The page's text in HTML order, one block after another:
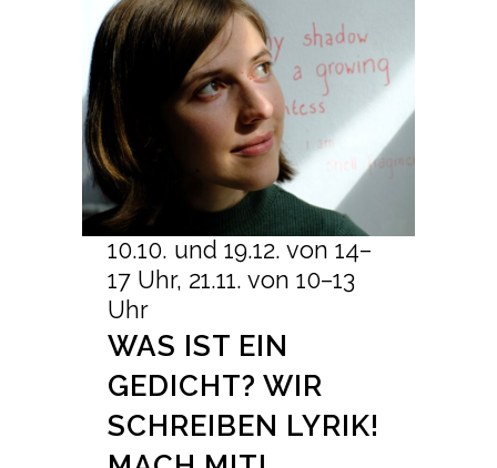
10.10. und 19.12. von 14–
17 Uhr, 21.11. von 10–13
Uhr
WAS IST EIN
GEDICHT? WIR
SCHREIBEN LYRIK!